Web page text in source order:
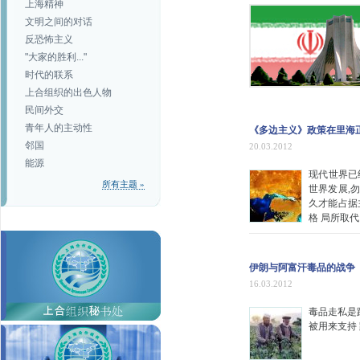
上海精神
文明之间的对话
反恐怖主义
"大家的胜利..."
时代的联系
上合组织的出色人物
民间外交
青年人的主动性
邻国
能源
所有主题 »
《多边主义》政策在里海
20.03.2012
现代世界
世界发展,
久才能占
格 局所取
伊朗与阿富汗毒品的战争
16.03.2012
毒品走私是
被用来支持